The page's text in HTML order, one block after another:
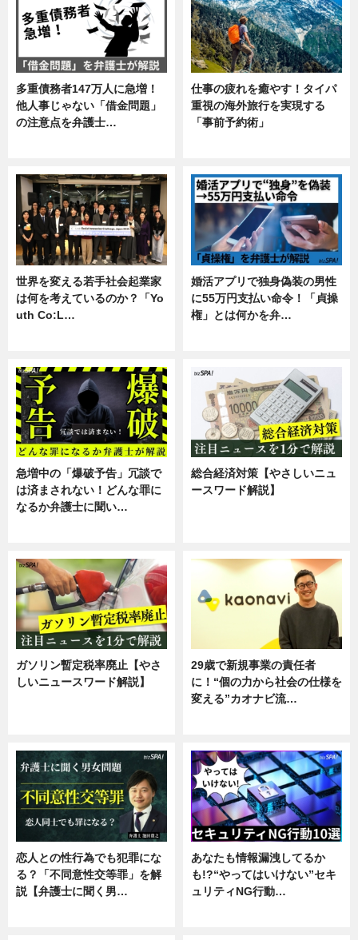
多重債務者147万人に急増！
他人事じゃない「借金問題」
の注意点を弁護士…
仕事の疲れを癒やす！タイパ
重視の海外旅行を実現する
「事前予約術」
世界を変える若手社会起業家
は何を考えているのか？「Yo
uth Co:L…
婚活アプリで独身偽装の男性
に55万円支払い命令！「貞操
権」とは何かを弁…
急増中の「爆破予告」冗談で
は済まされない！どんな罪に
なるか弁護士に聞い…
総合経済対策【やさしいニュ
ースワード解説】
ガソリン暫定税率廃止【やさ
しいニュースワード解説】
29歳で新規事業の責任者
に！“個の力から社会の仕様を
変える”カオナビ流…
恋人との性行為でも犯罪にな
る？「不同意性交等罪」を解
説【弁護士に聞く男…
あなたも情報漏洩してるか
も!?“やってはいけない”セキ
ュリティNG行動…